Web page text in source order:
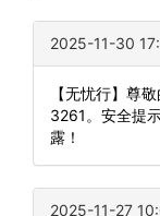
2025-11-30
【无忧行】尊
3261。安全提
露！
2025-11-27